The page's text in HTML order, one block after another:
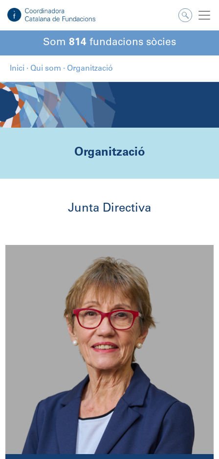
Som 814 fundacions sòcies
Inici · Qui som · Organització
Organització
Junta Directiva